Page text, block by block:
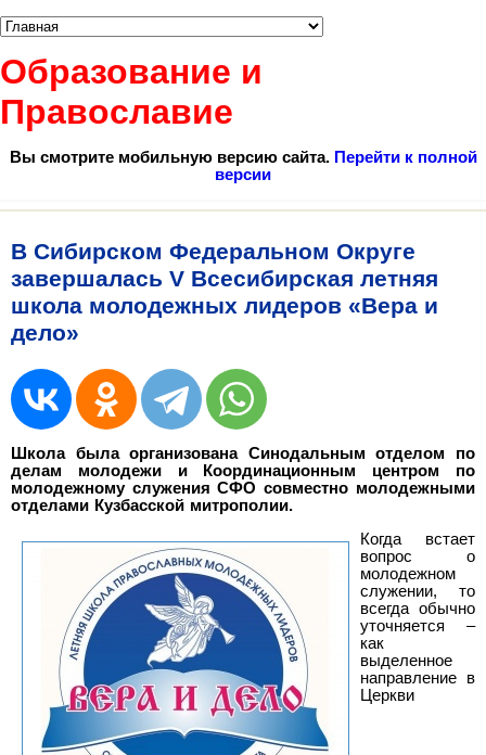
Образование и
Православие
Вы смотрите мобильную версию сайта. Перейти к полной
версии
В Сибирском Федеральном Округе
завершалась V Всесибирская летняя
школа молодежных лидеров «Вера и
дело»
Школа была организована Синодальным отделом по
делам молодежи и Координационным центром по
молодежному служения СФО совместно молодежными
отделами Кузбасской митрополии.
Когда встает
вопрос о
молодежном
служении, то
всегда обычно
уточняется –
как
выделенное
направление в
Церкви